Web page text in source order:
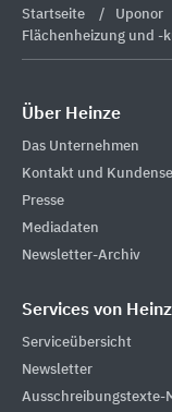
Startseite
Uponor
Flächenheizung und -
Über Heinze
Das Unternehmen
Kontakt und
Presse
Mediadaten
Newsletter-Archiv
Services von
Serviceübersicht
Newsletter
Ausschreibungstexte-